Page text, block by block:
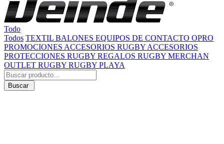
Todo
Todos TEXTIL BALONES EQUIPOS DE CONTACTO OPRO
PROMOCIONES ACCESORIOS RUGBY ACCESORIOS
PROTECCIONES RUGBY REGALOS RUGBY MERCHAN
OUTLET RUGBY RUGBY PLAYA
Buscar